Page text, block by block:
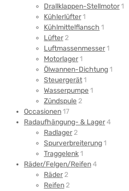
Drallklappen-Stellmotor1
Kühlerlüfter1
Kühlmittelflansch 1
Lüfter2
Luftmassenmesser1
Motorlager1
Ölwannen-Dichtung1
Steuergerät1
Wasserpumpe 1
Zündspule 2
Occasionen17
Radaufhängung- & Lager4
Radlager2
Spurverbreiterung1
Traggelenk1
Räder/Felgen/Reifen4
Räder2
Reifen2